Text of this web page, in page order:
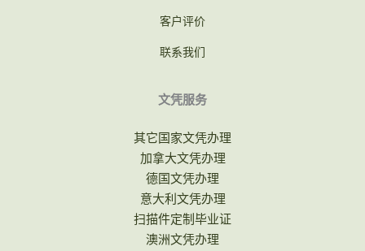
客户评价
联系我们
文凭服务
其它国家文凭办理
加拿大文凭办理
德国文凭办理
意大利文凭办理
扫描件定制毕业证
澳洲文凭办理